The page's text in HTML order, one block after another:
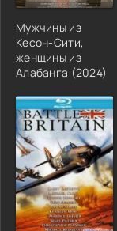
Мужчины из
Кесон-Сити,
женщины из
Алабанга (2024)